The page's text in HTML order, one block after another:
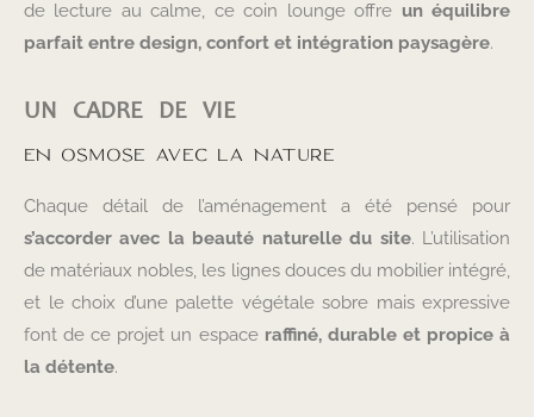
de lecture au calme, ce coin lounge offre un équilibre
parfait entre design, confort et intégration paysagère.
UN CADRE DE VIE
EN OSMOSE AVEC LA NATURE
Chaque détail de l’aménagement a été pensé pour
s’accorder avec la beauté naturelle du site. L’utilisation
de matériaux nobles, les lignes douces du mobilier intégré,
et le choix d’une palette végétale sobre mais expressive
font de ce projet un espace raffiné, durable et propice à
la détente.